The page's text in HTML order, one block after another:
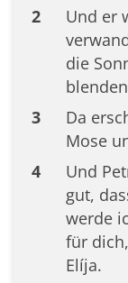
2
Und er
die
3
Da
Mose
4
Und
gut,
werde
für
Elíja.